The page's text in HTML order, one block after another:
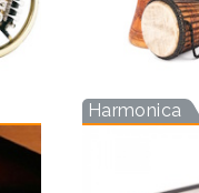
Harmonica